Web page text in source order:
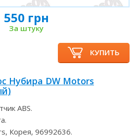
550 грн
За штуку
КУПИТЬ
Нубира DW Motors
ABS.
Корея, 96992636.